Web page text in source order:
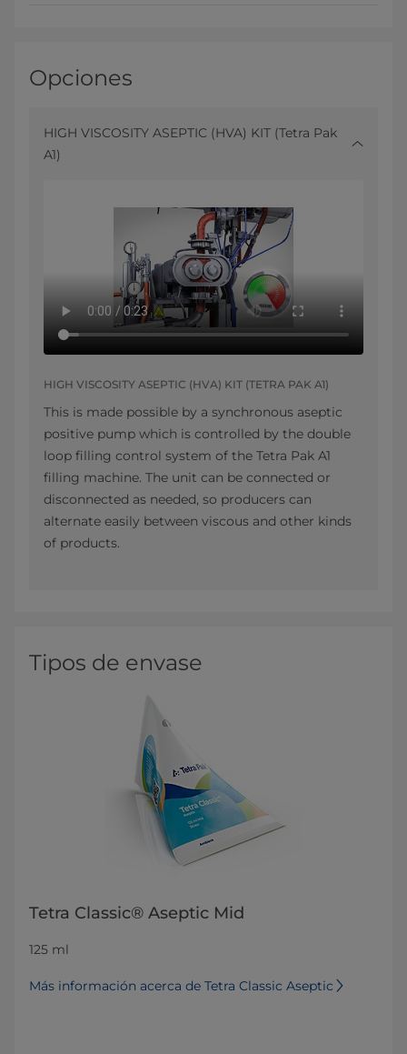
Opciones
HIGH VISCOSITY ASEPTIC (HVA) KIT (Tetra Pak
A1)
HIGH VISCOSITY ASEPTIC (HVA) KIT (TETRA PAK A1)
This is made possible by a synchronous aseptic
positive pump which is controlled by the double
loop filling control system of the Tetra Pak A1
filling machine. The unit can be connected or
disconnected as needed, so producers can
alternate easily between viscous and other kinds
of products.
Tipos de envase
Tetra Classic® Aseptic Mid
125 ml
Más información acerca de Tetra Classic Aseptic